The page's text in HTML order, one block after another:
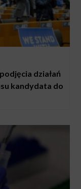
działań
kandydata do